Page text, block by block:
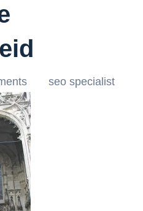
seo specialist